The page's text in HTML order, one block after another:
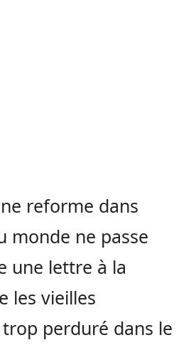
reforme dans
monde ne passe
une lettre à la
les vieilles
perduré dans le